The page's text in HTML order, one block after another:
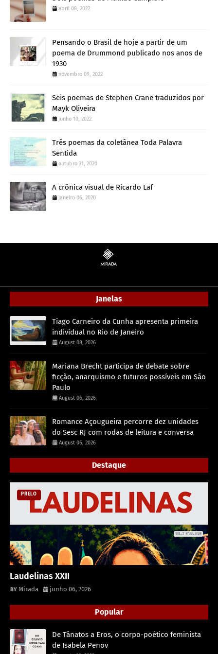
abril 08, 2022
Pensando o Brasil de hoje a partir de um
poema de Drummond publicado nos anos de
1930
novembro 09, 2022
Seis poemas de Stephen Crane traduzidos por
Mayk Oliveira
junho 10, 2022
Três poemas da coletânea Toda Palavra
Sentida
outubro 31, 2020
A crônica visual de Ricardo Laf
janeiro 06, 2020
Janelas
Tiago Carneiro da Cunha apresenta primeira
individual no Rio de Janeiro
August 08, 2026
Mariana Brecht participa de debate sobre
ficção, anarquismo e futuros possíveis em São
Paulo
August 06, 2026
Romance Açougueira percorre dez unidades
do Sesc RJ com rodas de leitura e conversa
August 06, 2026
Destaque
PRELO
Laudelinas XXII
Mirada junho 06, 2026
Popular
De Tânatos a Eros, o corpo-poético feminista
de Isabela Penov